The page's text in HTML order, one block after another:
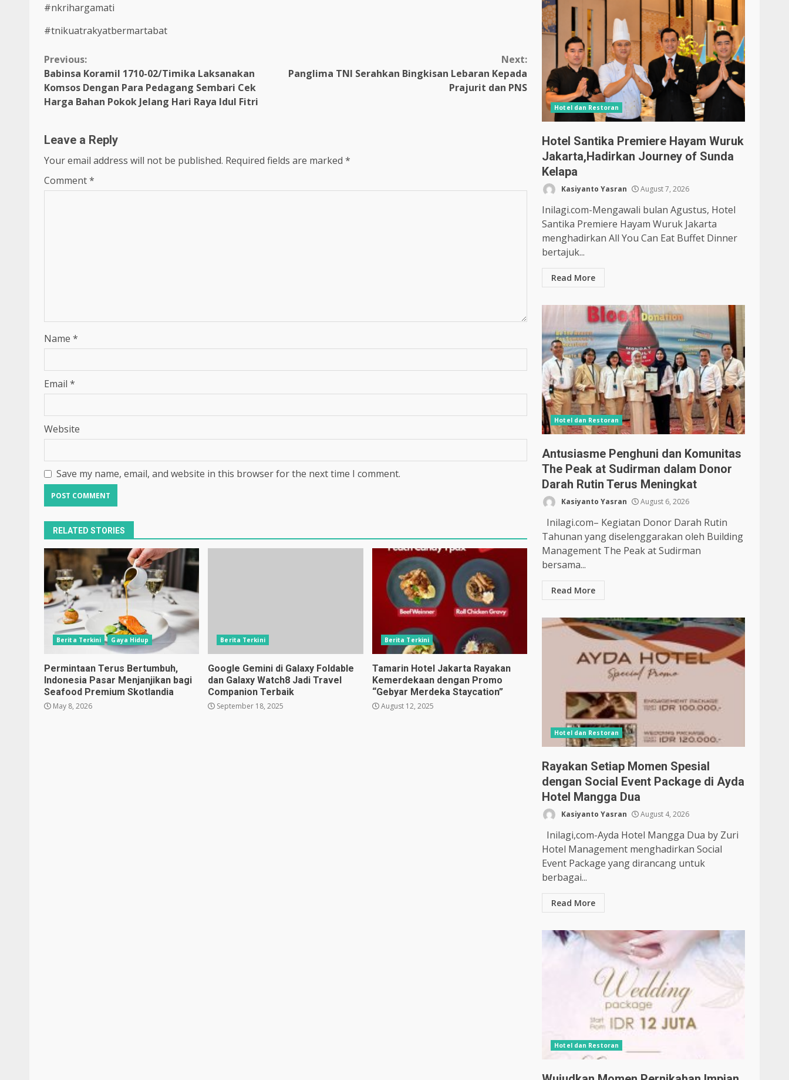
#nkrihargamati
#tnikuatrakyatbermartabat
Continue
Reading
Previous:
Babinsa Koramil 1710-02/Timika Laksanakan
Komsos Dengan Para Pedagang Sembari Cek
Harga Bahan Pokok Jelang Hari Raya Idul Fitri
Next:
Panglima TNI Serahkan Bingkisan Lebaran Kepada
Prajurit dan PNS
Leave a Reply
Your email address will not be published. Required fields are marked *
Comment*
Name *
Email *
Website
Save my name, email, and website in this browser for the next time I comment.
RELATED STORIES
Berita Terkini Gaya Hidup
Permintaan Terus Bertumbuh,
Indonesia Pasar Menjanjikan bagi
Seafood Premium Skotlandia
May 8, 2026
Berita Terkini
Google Gemini di Galaxy Foldable
dan Galaxy Watch8 Jadi Travel
Companion Terbaik
September 18, 2025
Berita Terkini
Tamarin Hotel Jakarta Rayakan
Kemerdekaan dengan Promo
“Gebyar Merdeka Staycation”
August 12, 2025
Hotel dan Restoran
Hotel Santika Premiere Hayam Wuruk
Jakarta,Hadirkan Journey of Sunda
Kelapa
Kasiyanto Yasran August 7, 2026
Inilagi.com-Mengawali bulan Agustus, Hotel
Santika Premiere Hayam Wuruk Jakarta
menghadirkan All You Can Eat Buffet Dinner
bertajuk...
Read More
Hotel dan Restoran
Antusiasme Penghuni dan Komunitas
The Peak at Sudirman dalam Donor
Darah Rutin Terus Meningkat
Kasiyanto Yasran August 6, 2026
Inilagi.com– Kegiatan Donor Darah Rutin
Tahunan yang diselenggarakan oleh Building
Management The Peak at Sudirman
bersama...
Read More
Hotel dan Restoran
Rayakan Setiap Momen Spesial
dengan Social Event Package di Ayda
Hotel Mangga Dua
Kasiyanto Yasran August 4, 2026
Inilagi,com-Ayda Hotel Mangga Dua by Zuri
Hotel Management menghadirkan Social
Event Package yang dirancang untuk
berbagai...
Read More
Hotel dan Restoran